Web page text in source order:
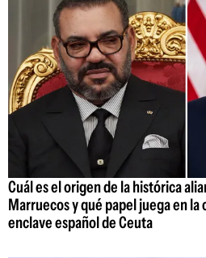
Cuál es el origen de la histórica
Marruecos y qué papel juega en
enclave español de Ceuta